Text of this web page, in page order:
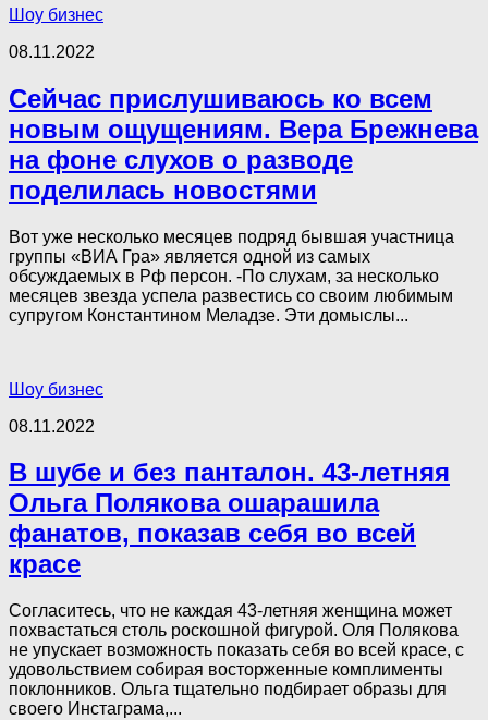
Шоу бизнес
08.11.2022
Сейчас прислушиваюсь ко всем
новым ощущениям. Вера Брежнева
на фоне слухов о разводе
поделилась новостями
Вот уже несколько месяцев подряд бывшая участница
группы «ВИА Гра» является одной из самых
обсуждаемых в Рф персон. -По слухам, за несколько
месяцев звезда успела развестись со своим любимым
супругом Константином Меладзе. Эти домыслы...
Шоу бизнес
08.11.2022
В шубе и без панталон. 43-летняя
Ольга Полякова ошарашила
фанатов, показав себя во всей
красе
Согласитесь, что не каждая 43-летняя женщина может
похвастаться столь роскошной фигурой. Оля Полякова
не упускает возможность показать себя во всей красе, с
удовольствием собирая восторженные комплименты
поклонников. Ольга тщательно подбирает образы для
своего Инстаграма,...